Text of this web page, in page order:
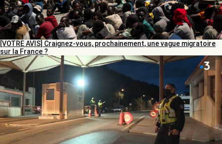
[VOTRE AVIS] Craignez-vous, prochainement, une vague migratoire
sur la France ?